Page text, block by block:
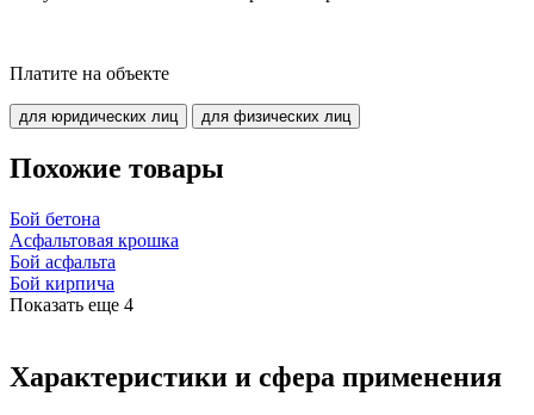
Платите на объекте
для юридических лиц для физических лиц
Похожие товары
Бой бетона
Асфальтовая крошка
Бой асфальта
Бой кирпича
Показать еще 4
Характеристики и сфера применения